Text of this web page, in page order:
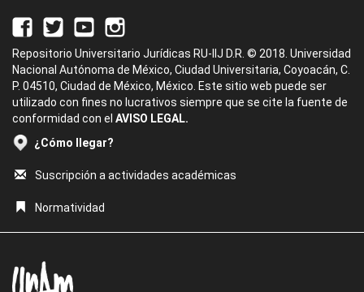
Repositorio Universitario Jurídicas RU-IIJ D.R. © 2018. Universidad
Nacional Autónoma de México, Ciudad Universitaria, Coyoacán, C.
P. 04510, Ciudad de México, México. Este sitio web puede ser
utilizado con fines no lucrativos siempre que se cite la fuente de
conformidad con el AVISO LEGAL.
¿Cómo llegar?
Suscripción a actividades académicas
Normatividad